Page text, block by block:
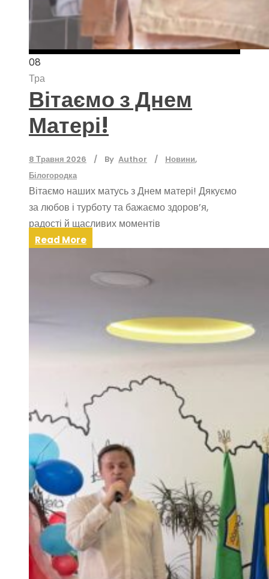
08
Тра
Вітаємо з Днем
Матері!
8 Травня 2026 By Author Hовини,
Білогородка
Вітаємо наших матусь з Днем матері! Дякуємо
за любов і турботу та бажаємо здоров’я,
радості й щасливих моментів
Read More